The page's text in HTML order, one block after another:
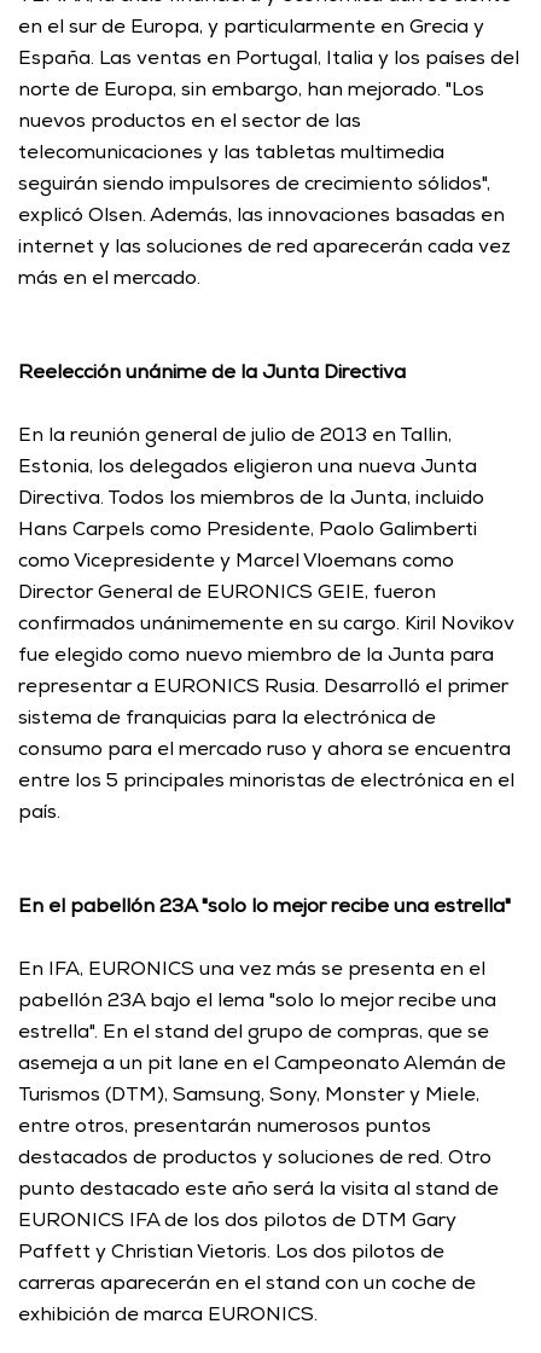
en el sur de Europa, y particularmente en Grecia y
España. Las ventas en Portugal, Italia y los países del
norte de Europa, sin embargo, han mejorado. "Los
nuevos productos en el sector de las
telecomunicaciones y las tabletas multimedia
seguirán siendo impulsores de crecimiento sólidos",
explicó Olsen. Además, las innovaciones basadas en
internet y las soluciones de red aparecerán cada vez
más en el mercado.
Reelección unánime de la Junta Directiva
En la reunión general de julio de 2013 en Tallin,
Estonia, los delegados eligieron una nueva Junta
Directiva. Todos los miembros de la Junta, incluido
Hans Carpels como Presidente, Paolo Galimberti
como Vicepresidente y Marcel Vloemans como
Director General de EURONICS GEIE, fueron
confirmados unánimemente en su cargo. Kiril Novikov
fue elegido como nuevo miembro de la Junta para
representar a EURONICS Rusia. Desarrolló el primer
sistema de franquicias para la electrónica de
consumo para el mercado ruso y ahora se encuentra
entre los 5 principales minoristas de electrónica en el
país.
En el pabellón 23A "solo lo mejor recibe una estrella"
En IFA, EURONICS una vez más se presenta en el
pabellón 23A bajo el lema "solo lo mejor recibe una
estrella". En el stand del grupo de compras, que se
asemeja a un pit lane en el Campeonato Alemán de
Turismos (DTM), Samsung, Sony, Monster y Miele,
entre otros, presentarán numerosos puntos
destacados de productos y soluciones de red. Otro
punto destacado este año será la visita al stand de
EURONICS IFA de los dos pilotos de DTM Gary
Paffett y Christian Vietoris. Los dos pilotos de
carreras aparecerán en el stand con un coche de
exhibición de marca EURONICS.